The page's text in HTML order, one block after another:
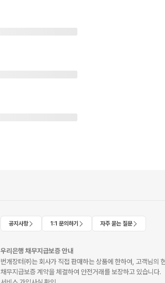
공지사항 1:1 문의하기 자주 묻는 질문
우리은행 채무지급보증 안내
번개장터㈜는 회사가 직접 판매하는 상품에 한하여, 고객님의
채무지급보증 계약을 체결하여 안전거래를 보장하고 있습니다.